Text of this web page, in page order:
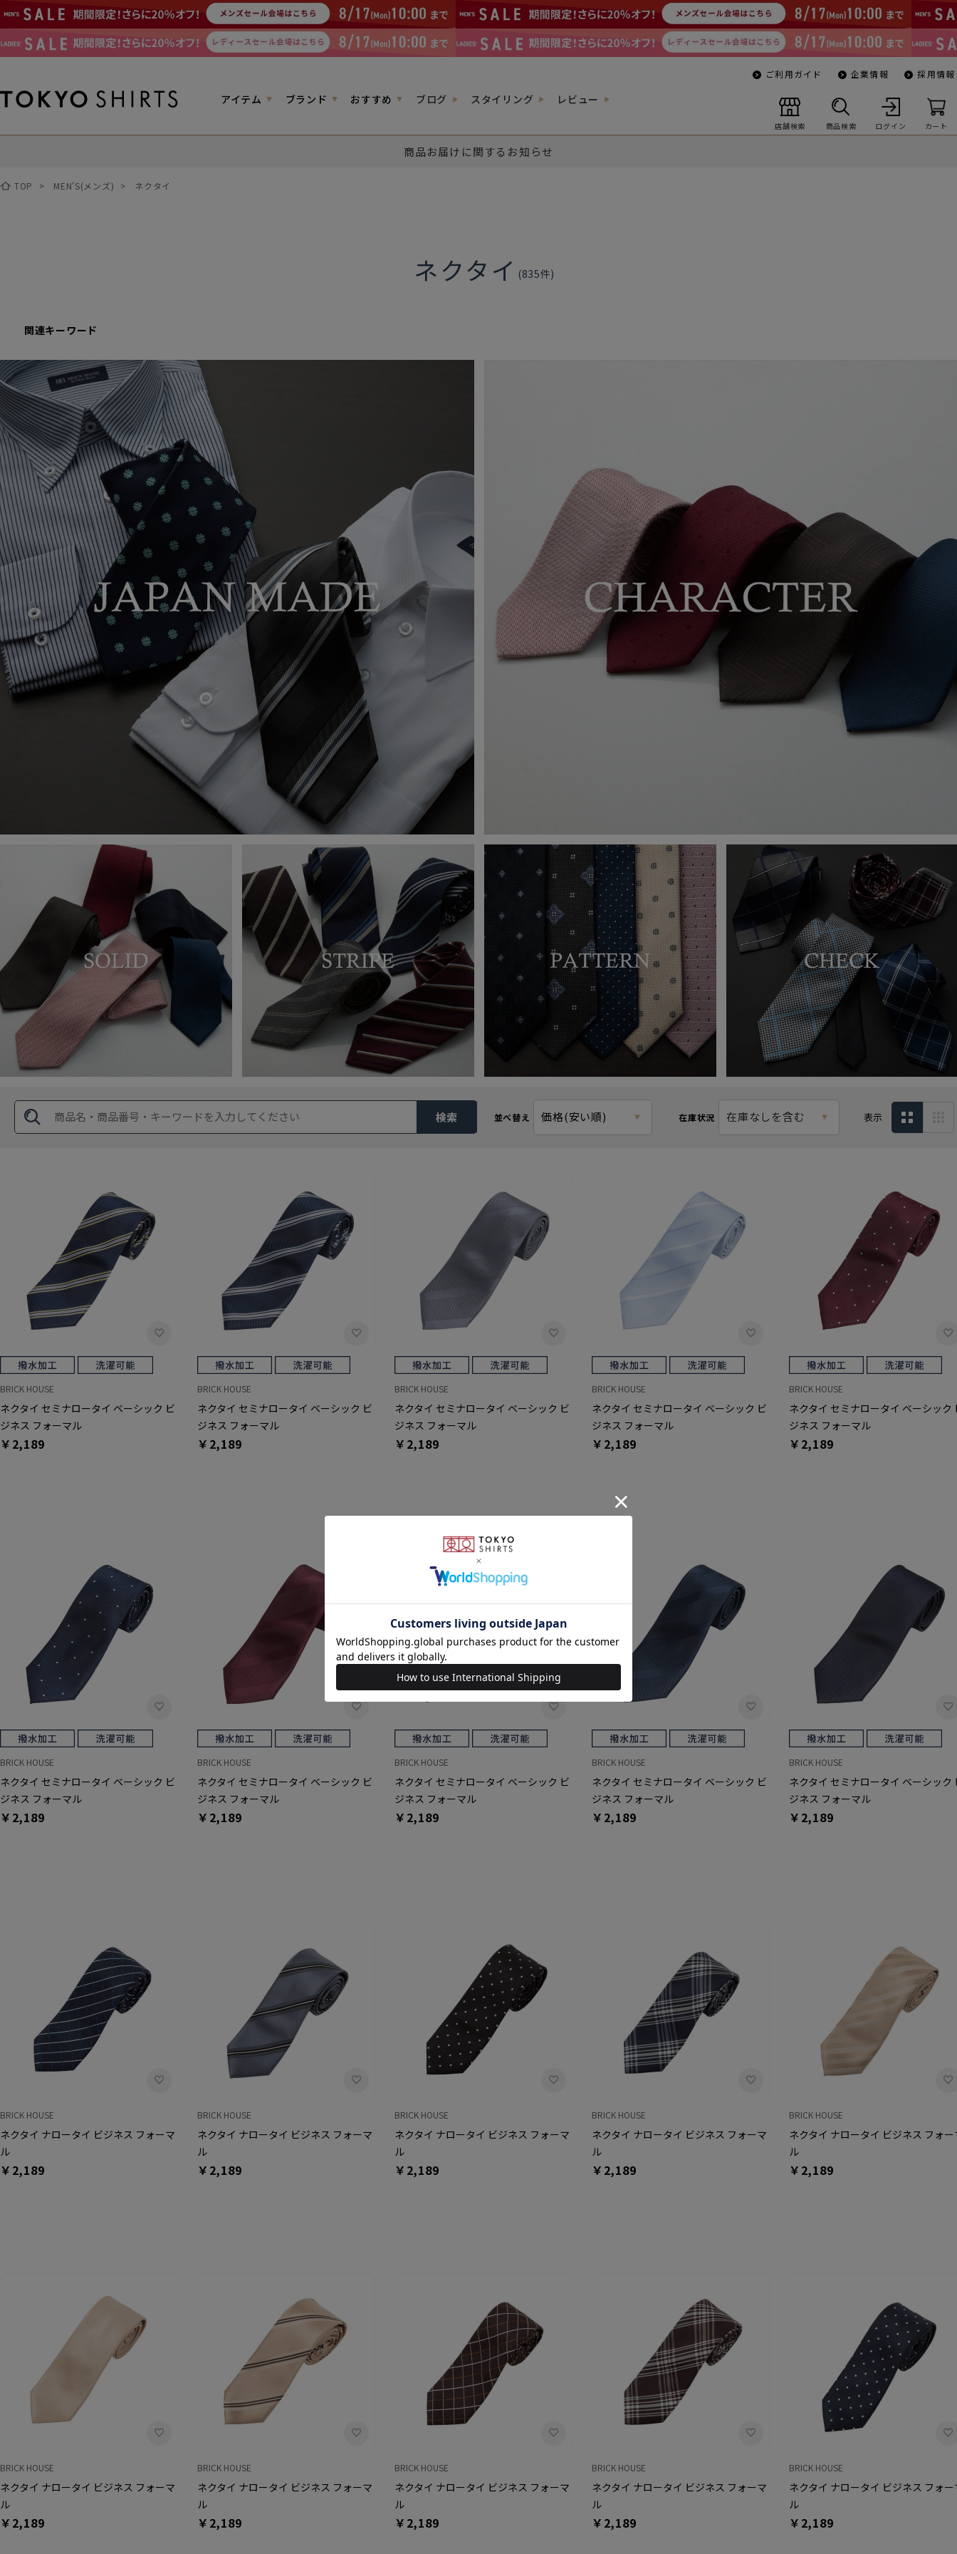
アイテム ブランド おすすめ ブログ スタイリング レビュー
ご利用ガイド 企業情報 採用情報
店舗検索 商品検索 ログイン カート
商品お届けに関するお知らせ
TOP > MEN'S(メンズ) > ネクタイ
ネクタイ (835件)
関連キーワード
検索 並べ替え 価格(安い順) 在庫状況 在庫なしを含む 表示
BRICK HOUSE
ネクタイ セミナロータイ ベーシック ビ
ジネス フォーマル
￥2,189
BRICK HOUSE
ネクタイ セミナロータイ ベーシック ビ
ジネス フォーマル
￥2,189
BRICK HOUSE
ネクタイ セミナロータイ ベーシック ビ
ジネス フォーマル
￥2,189
BRICK HOUSE
ネクタイ セミナロータイ ベーシック ビ
ジネス フォーマル
￥2,189
BRICK HOUSE
ネクタイ セミナロータイ ベーシック
ジネス フォーマル
￥2,189
BRICK HOUSE
ネクタイ セミナロータイ ベーシック ビ
ジネス フォーマル
￥2,189
BRICK HOUSE
ネクタイ セミナロータイ ベーシック ビ
ジネス フォーマル
￥2,189
BRICK HOUSE
ネクタイ セミナロータイ ベーシック ビ
ジネス フォーマル
￥2,189
BRICK HOUSE
ネクタイ セミナロータイ ベーシック ビ
ジネス フォーマル
￥2,189
BRICK HOUSE
ネクタイ セミナロータイ ベーシック
ジネス フォーマル
￥2,189
BRICK HOUSE
ネクタイ ナロータイ ビジネス フォーマ
ル
￥2,189
BRICK HOUSE
ネクタイ ナロータイ ビジネス フォーマ
ル
￥2,189
BRICK HOUSE
ネクタイ ナロータイ ビジネス フォーマ
ル
￥2,189
BRICK HOUSE
ネクタイ ナロータイ ビジネス フォーマ
ル
￥2,189
BRICK HOUSE
ネクタイ ナロータイ ビジネス フォー
ル
￥2,189
BRICK HOUSE
ネクタイ ナロータイ ビジネス フォーマ
ル
￥2,189
BRICK HOUSE
ネクタイ ナロータイ ビジネス フォーマ
ル
￥2,189
BRICK HOUSE
ネクタイ ナロータイ ビジネス フォーマ
ル
￥2,189
BRICK HOUSE
ネクタイ ナロータイ ビジネス フォーマ
ル
￥2,189
BRICK HOUSE
ネクタイ ナロータイ ビジネス フォー
ル
￥2,189